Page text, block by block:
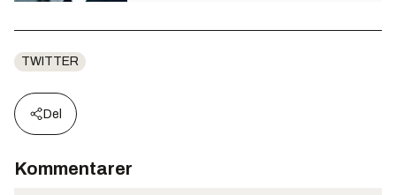
TWITTER
Del
Kommentarer